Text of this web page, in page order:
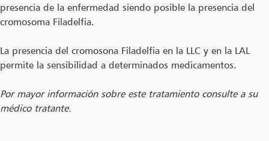
presencia de la enfermedad siendo posible la presencia del
cromosoma Filadelfia.
La presencia del cromosona Filadelfia en la LLC y en la LAL
permite la sensibilidad a determinados medicamentos.
Por mayor información sobre este tratamiento consulte a su
médico tratante.